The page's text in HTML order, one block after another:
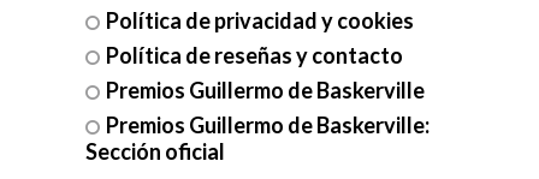
Política de privacidad y cookies
Política de reseñas y contacto
Premios Guillermo de Baskerville
Premios Guillermo de Baskerville:
Sección oficial